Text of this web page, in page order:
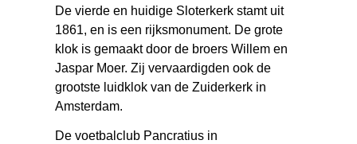
De vierde en huidige Sloterkerk stamt uit
1861, en is een rijksmonument. De grote
klok is gemaakt door de broers Willem en
Jaspar Moer. Zij vervaardigden ook de
grootste luidklok van de Zuiderkerk in
Amsterdam.
De voetbalclub Pancratius in